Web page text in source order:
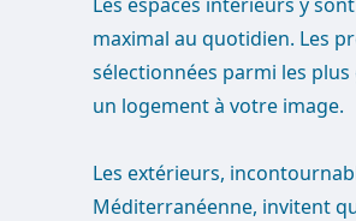
maximal au quotidien. Les
sélectionnées parmi les
un logement à votre image.
Les extérieurs,
Méditerranéenne, invitent